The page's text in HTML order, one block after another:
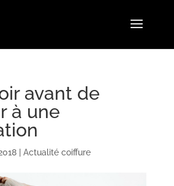
avant de
à une
| Actualité coiffure